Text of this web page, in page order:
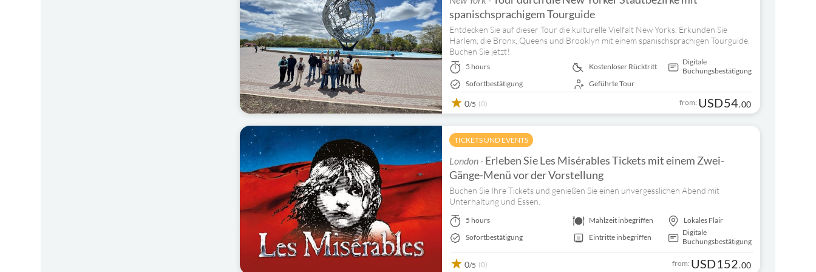
spanischsprachigem Tourguide
Entdecken Sie auf dieser Tour die kulturelle Vielfalt New Yorks. Erkunden Sie
Harlem, die Bronx, Queens und Brooklyn mit einem spanischsprachigen Tourguide.
Buchen Sie jetzt!
5 hours
Sofortbestätigung
Kostenloser Rücktritt
Geführte Tour
Digitale
Buchungsbestätigung
0/5 (0) from: USD54.00
TICKETS UND EVENTS
London -Erleben Sie Les Misérables Tickets mit einem Zwei-
Gänge-Menü vor der Vorstellung
Buchen Sie Ihre Tickets und genießen Sie einen unvergesslichen Abend mit
Unterhaltung und Essen.
5 hours
Sofortbestätigung
Mahlzeit inbegriffen
Eintritte inbegriffen
Lokales Flair
Digitale
Buchungsbestätigung
0/5 (0) from: USD152.00